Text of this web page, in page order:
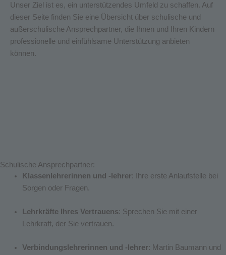
Unser Ziel ist es, ein unterstützendes Umfeld zu schaffen. Auf
dieser Seite finden Sie eine Übersicht über schulische und
außerschulische Ansprechpartner, die Ihnen und Ihren Kindern
professionelle und einfühlsame Unterstützung anbieten
können.
Schulische Ansprechpartner:
Klassenlehrerinnen und -lehrer: Ihre erste Anlaufstelle bei
Sorgen oder Fragen.
Lehrkräfte Ihres Vertrauens: Sprechen Sie mit einer
Lehrkraft, der Sie vertrauen.
Verbindungslehrerinnen und -lehrer: Martin Baumann und